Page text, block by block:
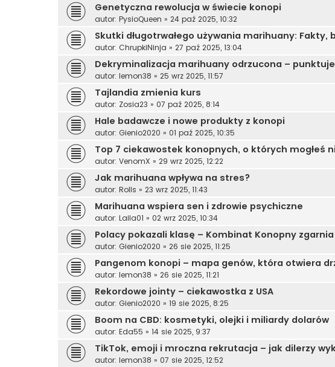
Genetyczna rewolucja w świecie konopi
autor: PysioQueen » 24 paź 2025, 10:32
Skutki długotrwałego używania marihuany: Fakty,
autor: ChrupkiNinja » 27 paź 2025, 13:04
Dekryminalizacja marihuany odrzucona –
autor: lemon38 » 25 wrz 2025, 11:57
Tajlandia zmienia kurs
autor: Zosia23 » 07 paź 2025, 8:14
Hale badawcze i nowe produkty z konopi
autor: Gienio2020 » 01 paź 2025, 10:35
Top 7 ciekawostek konopnych, o których mogłeś
autor: VenomX » 29 wrz 2025, 12:22
Jak marihuana wpływa na stres?
autor: Rolls » 23 wrz 2025, 11:43
Marihuana wspiera sen i zdrowie psychiczne
autor: Laila01 » 02 wrz 2025, 10:34
Polacy pokazali klasę – Kombinat Konopny zgarnia
autor: Gienio2020 » 26 sie 2025, 11:25
Pangenom konopi – mapa genów, która otwiera
autor: lemon38 » 26 sie 2025, 11:21
Rekordowe jointy – ciekawostka z USA
autor: Gienio2020 » 19 sie 2025, 8:25
Boom na CBD: kosmetyki, olejki i miliardy dolarów
autor: Eda55 » 14 sie 2025, 9:37
TikTok, emoji i mroczna rekrutacja – jak dilerzy
autor: lemon38 » 07 sie 2025, 12:52